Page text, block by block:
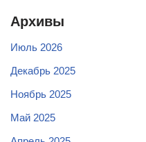
Архивы
Июль 2026
Декабрь 2025
Ноябрь 2025
Май 2025